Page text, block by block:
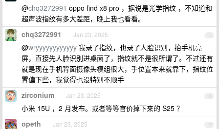
@chq3272991 oppo find x8 pro ，据说是光学指纹 ，不知道和
超声波指纹有多大差距，晚上我也看看。
15
chq3272991 Jan 23, 2025
@wryyyyyyyyyyyy 我录了指纹，也录了人脸识别，抬手机亮
屏，直接先人脸识别进桌面了，指纹就不是很所谓了。不过还有
就是现在手机背面摄像头模组很大，手位置本来就靠下，指纹位
置偏下些，我觉得也没特别不顺手
16
zirconium Jan 23, 2025
小米 15U ，2 月发布。或者等等官价掉下来的 S25 ？
17
opeth Jan 23, 2025